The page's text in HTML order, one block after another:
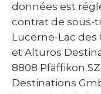
données est
contrat de sous-
Lucerne-Lac des
et Alturos
8808 Pfäffikon
Destinations